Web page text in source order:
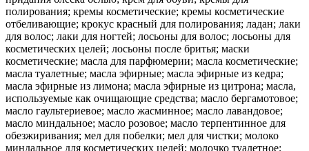
полирования; кремы косметические; кремы косметические
отбеливающие; крокус красный для полирования; ладан; лаки
для волос; лаки для ногтей; лосьоны для волос; лосьоны для
косметических целей; лосьоны после бритья; маски
косметические; масла для парфюмерии; масла косметические;
масла туалетные; масла эфирные; масла эфирные из кедра;
масла эфирные из лимона; масла эфирные из цитрона; масла,
используемые как очищающие средства; масло бергамотовое;
масло гаультериевое; масло жасминное; масло лавандовое;
масло миндальное; масло розовое; масло терпентинное для
обезжиривания; мел для побелки; мел для чистки; молоко
миндальное для косметических целей; молочко туалетное;